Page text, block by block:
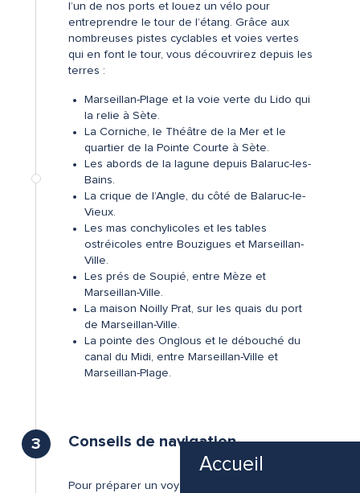
Accueil
l’un de nos ports et louez un vélo pour
entreprendre le tour de l’étang. Grâce aux
nombreuses pistes cyclables et voies vertes
qui en font le tour, vous découvrirez depuis les
terres :
Marseillan-Plage et la voie verte du Lido qui
la relie à Sète.
La Corniche, le Théâtre de la Mer et le
quartier de la Pointe Courte à Sète.
Les abords de la lagune depuis Balaruc-les-
Bains.
La crique de l’Angle, du côté de Balaruc-le-
Vieux.
Les mas conchylicoles et les tables
ostréicoles entre Bouzigues et Marseillan-
Ville.
Les prés de Soupié, entre Mèze et
Marseillan-Ville.
La maison Noilly Prat, sur les quais du port
de Marseillan-Ville.
La pointe des Onglous et le débouché du
canal du Midi, entre Marseillan-Ville et
Marseillan-Plage.
3 Conseils de navigation
Pour préparer un voyage sur le canal du Midi,